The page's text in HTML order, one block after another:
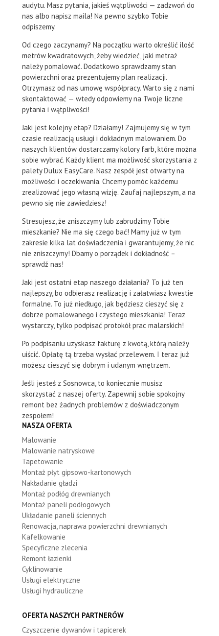
audytu. Masz pytania, jakieś wątpliwości — zadzwoń do
nas albo napisz maila! Na pewno szybko Tobie
odpiszemy.
Od czego zaczynamy? Na początku warto określić ilość
metrów kwadratowych, żeby wiedzieć, jaki metraż
należy pomalować. Dodatkowo sprawdzamy stan
powierzchni oraz prezentujemy plan realizacji.
Otrzymasz od nas umowę współpracy. Warto się z nami
skontaktować — wtedy odpowiemy na Twoje liczne
pytania i wątpliwości!
Jaki jest kolejny etap? Działamy! Zajmujemy się w tym
czasie realizacją usługi i dokładnym malowaniem. Do
naszych klientów dostarczamy kolory farb, które można
sobie wybrać. Każdy klient ma możliwość skorzystania z
palety Dulux EasyCare. Nasz zespół jest otwarty na
możliwości i oczekiwania. Chcemy pomóc każdemu
zrealizować jego własną wizję. Zaufaj najlepszym, a na
pewno się nie zawiedziesz!
Stresujesz, że zniszczymy lub zabrudzimy Tobie
mieszkanie? Nie ma się czego bać! Mamy już w tym
zakresie kilka lat doświadczenia i gwarantujemy, że nic
nie zniszczymy! Dbamy o porządek i dokładność –
sprawdź nas!
Jaki jest ostatni etap naszego działania? To już ten
najlepszy, bo odbierasz realizację i załatwiasz kwestie
formalne. To już niedługo, jak będziesz cieszyć się z
dobrze pomalowanego i czystego mieszkania! Teraz
wystarczy, tylko podpisać protokół prac malarskich!
Po podpisaniu uzyskasz fakturę z kwotą, którą należy
uiścić. Opłatę tą trzeba wysłać przelewem. I teraz już
możesz cieszyć się dobrym i udanym wnętrzem.
Jeśli jesteś z Sosnowca, to koniecznie musisz
skorzystać z naszej oferty. Zapewnij sobie spokojny
remont bez żadnych problemów z doświadczonym
zespołem!
NASZA OFERTA
Malowanie
Malowanie natryskowe
Tapetowanie
Montaż płyt gipsowo-kartonowych
Nakładanie gładzi
Montaż podłóg drewnianych
Montaż paneli podłogowych
Układanie paneli ściennych
Renowacja, naprawa powierzchni drewnianych
Kafelkowanie
Specyficzne zlecenia
Remont łazienki
Cyklinowanie
Usługi elektryczne
Usługi hydrauliczne
OFERTA NASZYCH PARTNERÓW
Czyszczenie dywanów i tapicerek